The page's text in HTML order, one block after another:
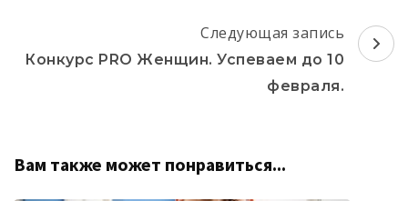
Следующая запись
Конкурс PRO Женщин. Успеваем до 10
февраля.
Вам также может понравиться...